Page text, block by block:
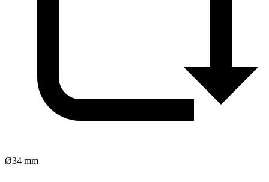
Ø34 mm